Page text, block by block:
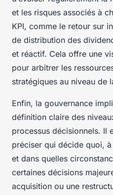
et les risques associés à
KPI, comme le retour sur
de distribution des
et réactif. Cela offre une
pour arbitrer les
stratégiques au niveau de
Enfin, la gouvernance
définition claire des
processus décisionnels. Il
préciser qui décide quoi,
et dans quelles
certaines décisions
acquisition ou une